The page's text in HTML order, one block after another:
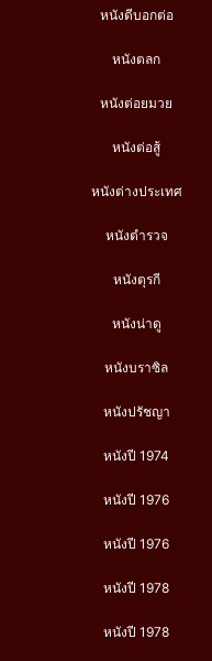
หนังดีบอกต่อ
หนังตลก
หนังต่อยมวย
หนังต่อสู้
หนังต่างประเทศ
หนังตำรวจ
หนังตุรกี
หนังน่าดู
หนังบราซิล
หนังปรัชญา
หนังปี 1974
หนังปี 1976
หนังปี 1976
หนังปี 1978
หนังปี 1978